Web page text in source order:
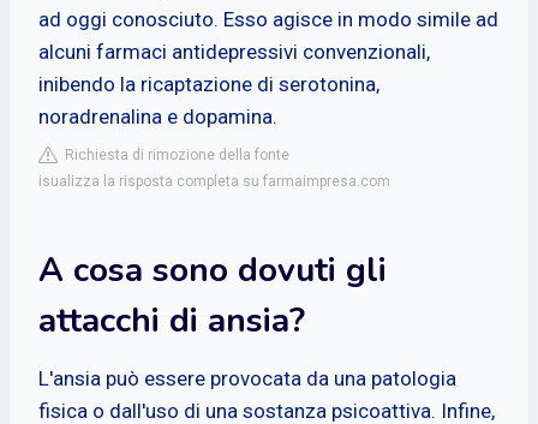
ad oggi conosciuto. Esso agisce in modo simile ad
alcuni farmaci antidepressivi convenzionali,
inibendo la ricaptazione di serotonina,
noradrenalina e dopamina.
Richiesta di rimozione della fonte
isualizza la risposta completa su farmaimpresa.com
A cosa sono dovuti gli
attacchi di ansia?
L'ansia può essere provocata da una patologia
fisica o dall'uso di una sostanza psicoattiva. Infine,